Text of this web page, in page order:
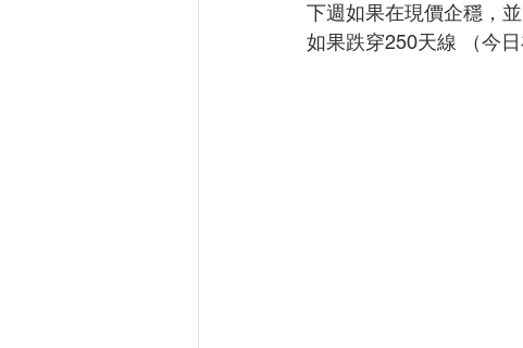
下週如果在現價企穩，
如果跌穿250天線 （今